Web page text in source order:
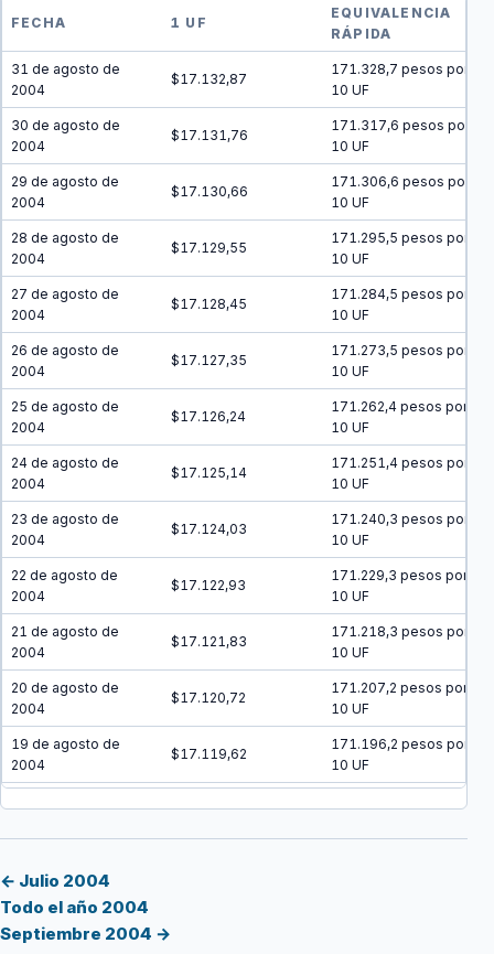
FECHA 1 UF
EQUIVALENCIA
RÁPIDA
31 de agosto de
2004
$17.132,87
171.328,7 pesos por
10 UF
30 de agosto de
2004
$17.131,76
171.317,6 pesos por
10 UF
29 de agosto de
2004
$17.130,66
171.306,6 pesos por
10 UF
28 de agosto de
2004
$17.129,55
171.295,5 pesos por
10 UF
27 de agosto de
2004
$17.128,45
171.284,5 pesos por
10 UF
26 de agosto de
2004
$17.127,35
171.273,5 pesos por
10 UF
25 de agosto de
2004
$17.126,24
171.262,4 pesos por
10 UF
24 de agosto de
2004
$17.125,14
171.251,4 pesos por
10 UF
23 de agosto de
2004
$17.124,03
171.240,3 pesos por
10 UF
22 de agosto de
2004
$17.122,93
171.229,3 pesos por
10 UF
21 de agosto de
2004
$17.121,83
171.218,3 pesos por
10 UF
20 de agosto de
2004
$17.120,72
171.207,2 pesos por
10 UF
19 de agosto de
2004
$17.119,62
171.196,2 pesos por
10 UF
$17.118,52
2004
16 de agosto de
2004
← Julio 2004
Todo el año 2004
Septiembre 2004 →